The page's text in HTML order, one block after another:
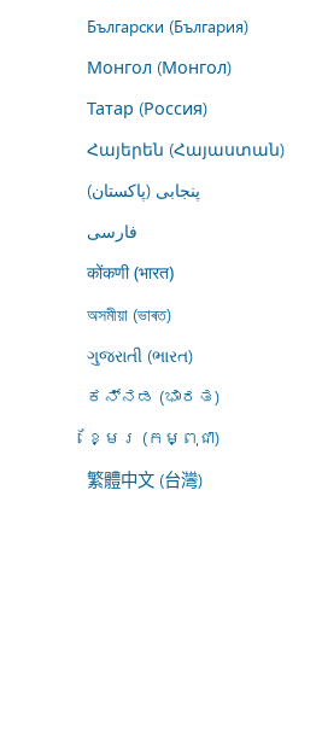
Български (България)
Монгол (Монгол)
Татар (Россия)
Հայերեն (Հայաստան)
پنجابی (پاکستان)
فارسى
कोंकणी (भारत)
অসমীয়া (ভাৰত)
ગુજરાતી (ભારત)
ಕನ್ನಡ (ಭಾರತ)
ខ្មែរ (កម្ពុជា)
繁體中文 (台灣)